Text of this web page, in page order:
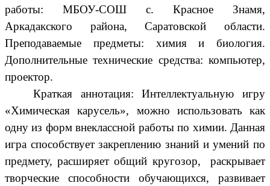
работы: МБОУ-СОШ с. Красное Знамя,
Аркадакского района, Саратовской области.
Преподаваемые предметы: химия и биология.
Дополнительные технические средства: компьютер,
проектор.
Краткая аннотация: Интеллектуальную игру
«Химическая карусель», можно использовать как
одну из форм внеклассной работы по химии. Данная
игра способствует закреплению знаний и умений по
предмету, расширяет общий кругозор, раскрывает
творческие способности обучающихся, развивает